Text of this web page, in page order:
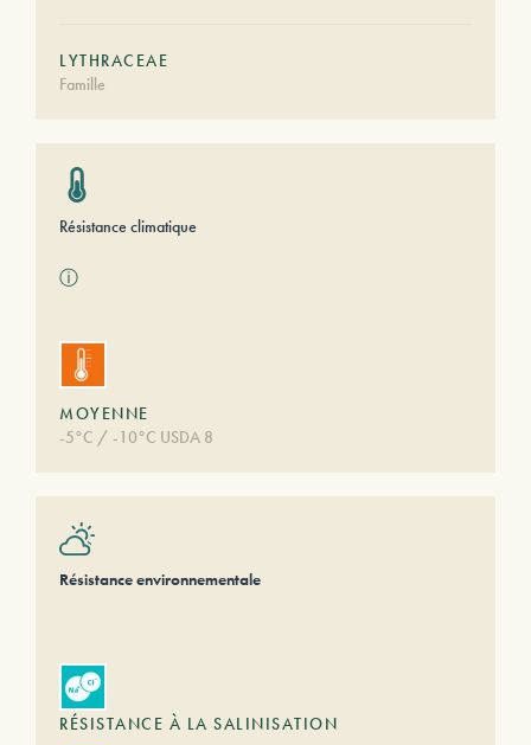
LYTHRACEAE
Famille
Résistance climatique
ⓘ
MOYENNE
-5°C / -10°C USDA 8
Résistance environnementale
RÉSISTANCE À LA SALINISATION